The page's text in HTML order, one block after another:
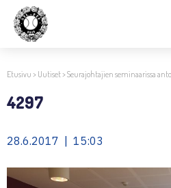
Etusivu > Uutiset>Seurajohtajien seminaarissa
4297
28.6.2017 | 15:03